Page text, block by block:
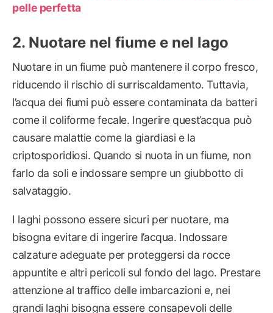
pelle perfetta
Nuotare nel fiume e nel lago
Nuotare in un fiume può mantenere il corpo fresco,
riducendo il rischio di surriscaldamento. Tuttavia,
l’acqua dei fiumi può essere contaminata da batteri
come il coliforme fecale. Ingerire quest’acqua può
causare malattie come la giardiasi e la
criptosporidiosi. Quando si nuota in un fiume, non
farlo da soli e indossare sempre un giubbotto di
salvataggio.
I laghi possono essere sicuri per nuotare, ma
bisogna evitare di ingerire l’acqua. Indossare
calzature adeguate per proteggersi da rocce
appuntite e altri pericoli sul fondo del lago. Prestare
attenzione al traffico delle imbarcazioni e, nei
grandi laghi bisogna essere consapevoli delle